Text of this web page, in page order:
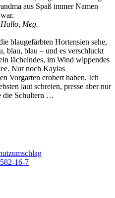
aus Spaß immer Namen
Meg.
blaugefärbten Hortensien sehe,
blau, blau – und es verschluckt
lächelndes, im Wind wippendes
Nur noch Kaylas
Vorgarten erobert haben. Ich
laut schreien, presse aber nur
die Schultern …
16-7